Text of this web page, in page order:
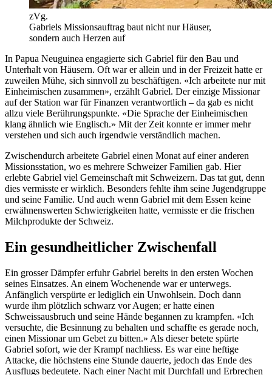
zVg.
Gabriels Missionsauftrag baut nicht nur Häuser,
sondern auch Herzen auf
In Papua Neuguinea engagierte sich Gabriel für den Bau und
Unterhalt von Häusern. Oft war er allein und in der Freizeit hatte er
zuweilen Mühe, sich sinnvoll zu beschäftigen. «Ich arbeitete nur mit
Einheimischen zusammen», erzählt Gabriel. Der einzige Missionar
auf der Station war für Finanzen verantwortlich – da gab es nicht
allzu viele Berührungspunkte. «Die Sprache der Einheimischen
klang ähnlich wie Englisch.» Mit der Zeit konnte er immer mehr
verstehen und sich auch irgendwie verständlich machen.
Zwischendurch arbeitete Gabriel einen Monat auf einer anderen
Missionsstation, wo es mehrere Schweizer Familien gab. Hier
erlebte Gabriel viel Gemeinschaft mit Schweizern. Das tat gut, denn
dies vermisste er wirklich. Besonders fehlte ihm seine Jugendgruppe
und seine Familie. Und auch wenn Gabriel mit dem Essen keine
erwähnenswerten Schwierigkeiten hatte, vermisste er die frischen
Milchprodukte der Schweiz.
Ein gesundheitlicher Zwischenfall
Ein grosser Dämpfer erfuhr Gabriel bereits in den ersten Wochen
seines Einsatzes. An einem Wochenende war er unterwegs.
Anfänglich verspürte er lediglich ein Unwohlsein. Doch dann
wurde ihm plötzlich schwarz vor Augen; er hatte einen
Schweissausbruch und seine Hände begannen zu krampfen. «Ich
versuchte, die Besinnung zu behalten und schaffte es gerade noch,
einen Missionar um Gebet zu bitten.» Als dieser betete spürte
Gabriel sofort, wie der Krampf nachliess. Es war eine heftige
Attacke, die höchstens eine Stunde dauerte, jedoch das Ende des
Ausflugs bedeutete. Nach einer Nacht mit Durchfall und Erbrechen